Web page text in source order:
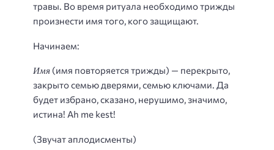
травы. Во время ритуала необходимо трижды
произнести имя того, кого защищают.
Начинаем:
Имя (имя повторяется трижды) — перекрыто,
закрыто семью дверями, семью ключами. Да
будет избрано, сказано, нерушимо, значимо,
истина! Ah me kest!
(Звучат аплодисменты)